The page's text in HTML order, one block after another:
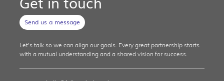
Send us a message
Let's talk so we can align our goals. Every great partnership starts
with a mutual understanding and a shared vision for success.